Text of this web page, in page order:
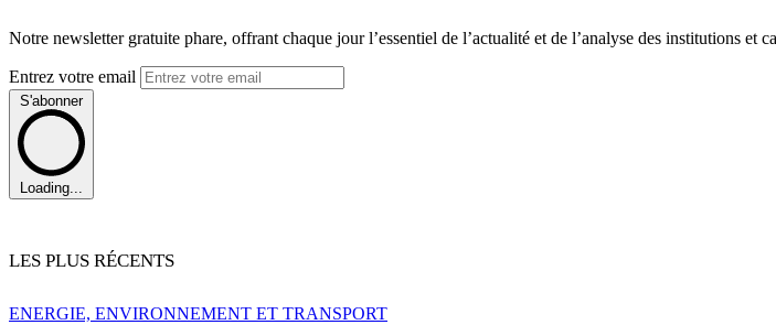
Notre newsletter gratuite phare, offrant chaque jour l’essentiel de l’actualité et de l’analyse des institutions et
Entrez votre email
S'abonner
Loading...
LES PLUS RÉCENTS
ENERGIE, ENVIRONNEMENT ET TRANSPORT